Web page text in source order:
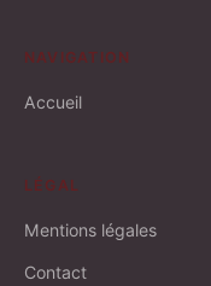
NAVIGATION
Accueil
LÉGAL
Mentions légales
Contact